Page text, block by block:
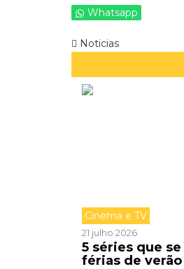
Whatsapp
Noticias
Cinema e TV
21 julho 2026
5 séries que
férias de verão